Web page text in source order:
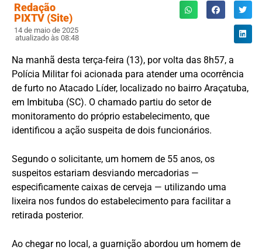
Redação
PIXTV (Site)
14 de maio de 2025
atualizado às 08:48
Na manhã desta terça-feira (13), por volta das 8h57, a
Polícia Militar foi acionada para atender uma ocorrência
de furto no Atacado Líder, localizado no bairro Araçatuba,
em Imbituba (SC). O chamado partiu do setor de
monitoramento do próprio estabelecimento, que
identificou a ação suspeita de dois funcionários.
Segundo o solicitante, um homem de 55 anos, os
suspeitos estariam desviando mercadorias —
especificamente caixas de cerveja — utilizando uma
lixeira nos fundos do estabelecimento para facilitar a
retirada posterior.
Ao chegar no local, a guarnição abordou um homem de